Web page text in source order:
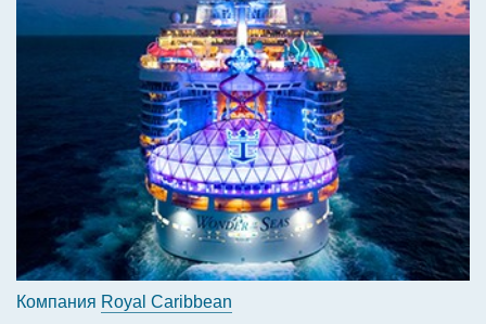
Компания Royal Caribbean